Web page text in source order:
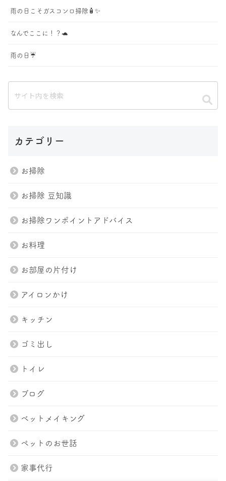
雨の日こそガスコンロ掃除🧴✨
なんでここに！？🐢
雨の日☔️
カテゴリー
お掃除
お掃除 豆知識
お掃除ワンポイントアドバイス
お料理
お部屋の片付け
アイロンかけ
キッチン
ゴミ出し
トイレ
ブログ
ベットメイキング
ペットのお世話
家事代行